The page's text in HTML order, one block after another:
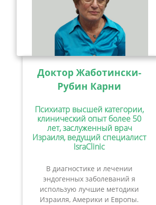
Доктор Жаботински-
Рубин Карни
Психиатр высшей категории,
клинический опыт более 50
лет, заслуженный врач
Израиля, ведущий специалист
IsraClinic
В диагностике и лечении
эндогенных заболеваний я
использую лучшие методики
Израиля, Америки и Европы.